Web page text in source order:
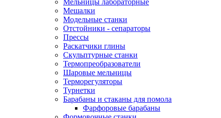
Мельницы лабораторные
Мешалки
Модельные станки
Отстойники - сепараторы
Прессы
Раскатчики глины
Скульптурные станки
Термопреобразователи
Шаровые мельницы
Терморегуляторы
Турнетки
Барабаны и стаканы для помола
Фарфоровые барабаны